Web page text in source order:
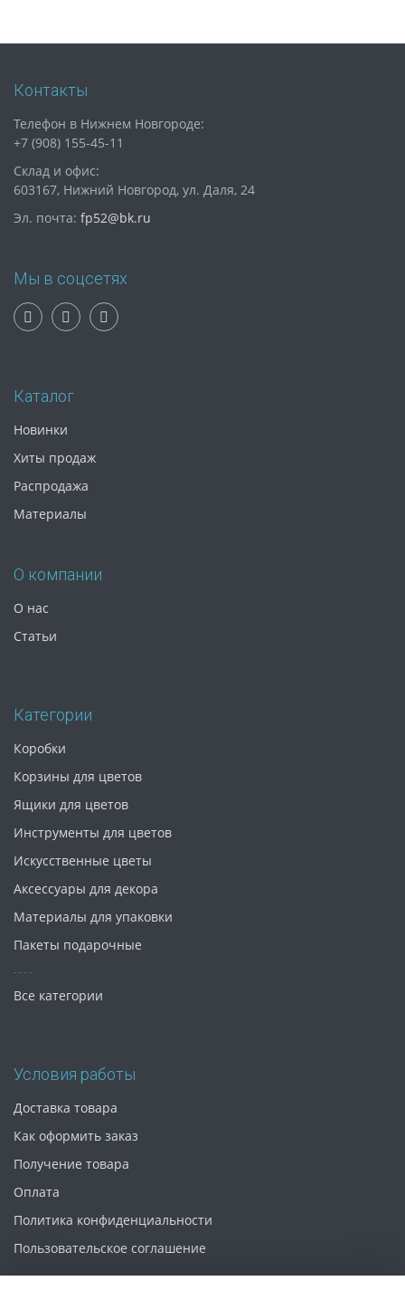
Контакты
Телефон в Нижнем Новгороде:
+7 (908) 155-45-11
Склад и офис:
603167, Нижний Новгород, ул. Даля, 24
Эл. почта: fp52@bk.ru
Мы в соцсетях
Каталог
Новинки
Хиты продаж
Распродажа
Материалы
О компании
О нас
Статьи
Категории
Коробки
Корзины для цветов
Ящики для цветов
Инструменты для цветов
Искусственные цветы
Аксессуары для декора
Материалы для упаковки
Пакеты подарочные
Все категории
Условия работы
Доставка товара
Как оформить заказ
Получение товара
Оплата
Политика конфиденциальности
Пользовательское соглашение